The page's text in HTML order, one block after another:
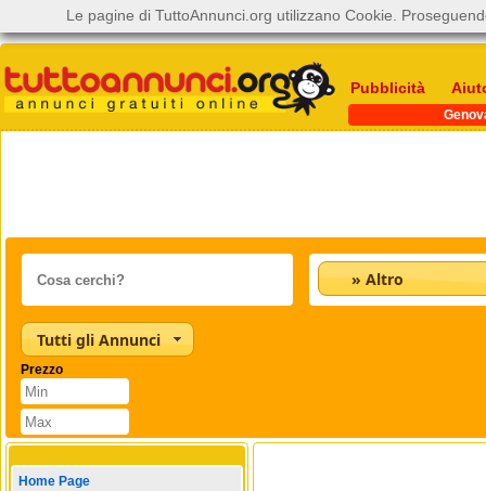
Pubblicità
» Altro
Tutti gli Annunci
Prezzo
Home Page
Le pagine di TuttoAnnunci.org utilizzano Cookie.